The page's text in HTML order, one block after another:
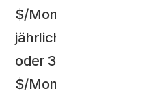
$/Monat
jährlich
oder 30
$/Monat